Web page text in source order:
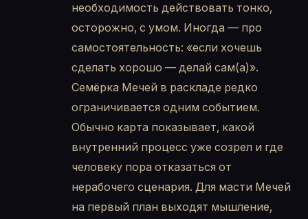
необходимость действовать тонко,
осторожно, с умом. Иногда — про
самостоятельность: «если хочешь
сделать хорошо — делай сам(а)».
Семёрка Мечей в раскладе редко
ограничивается одним событием.
Обычно карта показывает, какой
внутренний процесс уже созрел и где
человеку пора отказаться от
нерабочего сценария. Для масти Мечей
на первый план выходят мышление,